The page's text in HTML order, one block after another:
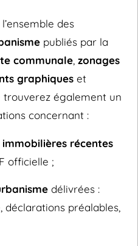
des
publiés par la
communale zonages
graphiques et
trouverez également un
concernant :
récentes
officielle ;
délivrées :
préalables,